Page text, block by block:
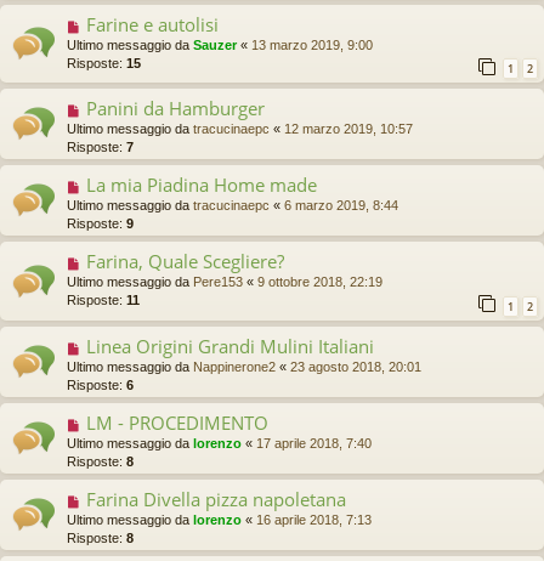
Farine e autolisi
Ultimo messaggio da Sauzer« 13 marzo 2019, 9:00
Risposte: 15 1 2
Panini da Hamburger
Ultimo messaggio da tracucinaepc « 12 marzo 2019, 10:57
Risposte: 7
La mia Piadina Home made
Ultimo messaggio da tracucinaepc « 6 marzo 2019, 8:44
Risposte: 9
Farina, Quale Scegliere?
Ultimo messaggio da Pere153 « 9 ottobre 2018, 22:19
Risposte: 11 1 2
Linea Origini Grandi Mulini Italiani
Ultimo messaggio da Nappinerone2 « 23 agosto 2018, 20:01
Risposte: 6
LM - PROCEDIMENTO
Ultimo messaggio da lorenzo « 17 aprile 2018, 7:40
Risposte: 8
Farina Divella pizza napoletana
Ultimo messaggio da lorenzo « 16 aprile 2018, 7:13
Risposte: 8